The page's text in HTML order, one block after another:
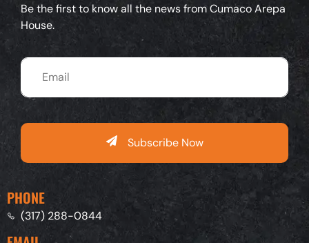
Be the first to know all the news from Cumaco Arepa
House.
Subscribe Now
PHONE
(317) 288-0844